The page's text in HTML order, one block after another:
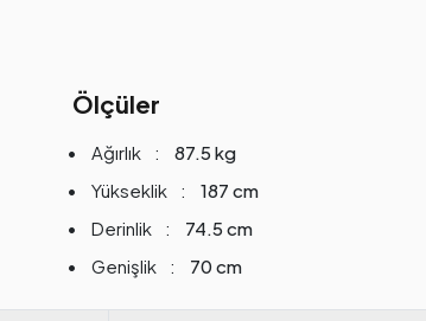
Ölçüler
Ağırlık
87.5 kg
Yükseklik
187 cm
Derinlik
74.5 cm
Genişlik
70 cm